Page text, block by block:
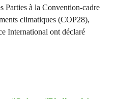
Parties à la Convention-cadre
climatiques (COP28),
International ont déclaré